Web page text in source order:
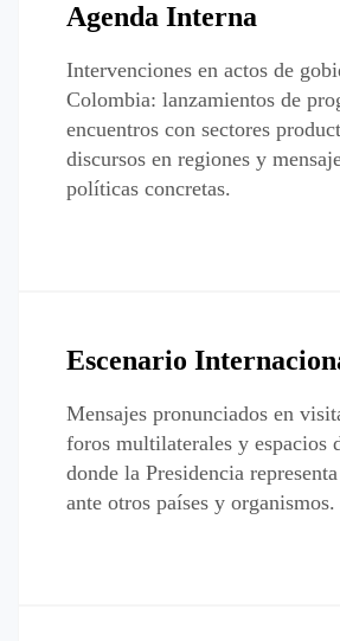
Agenda Interna
Intervenciones en actos de
Colombia: lanzamientos de
encuentros con sectores
discursos en regiones y
políticas concretas.
Escenario
Mensajes pronunciados en
foros multilaterales y espacios
donde la Presidencia
ante otros países y organismos.